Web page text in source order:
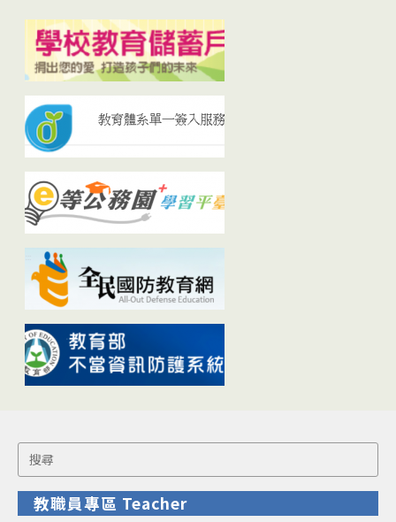
Search
for:
教職員專區 Teacher